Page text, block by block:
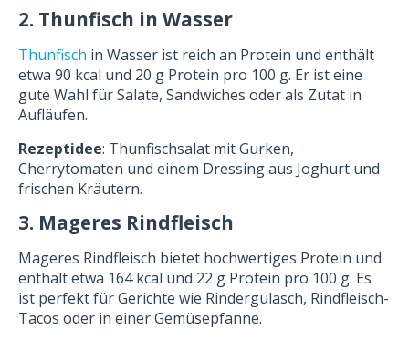
2. Thunfisch in Wasser
Thunfisch in Wasser ist reich an Protein und enthält
etwa 90 kcal und 20 g Protein pro 100 g. Er ist eine
gute Wahl für Salate, Sandwiches oder als Zutat in
Aufläufen.
Rezeptidee: Thunfischsalat mit Gurken,
Cherrytomaten und einem Dressing aus Joghurt und
frischen Kräutern.
3. Mageres Rindfleisch
Mageres Rindfleisch bietet hochwertiges Protein und
enthält etwa 164 kcal und 22 g Protein pro 100 g. Es
ist perfekt für Gerichte wie Rindergulasch, Rindfleisch-
Tacos oder in einer Gemüsepfanne.